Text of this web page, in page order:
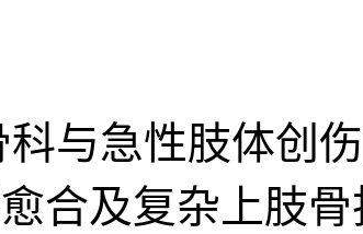
与急性肢体创
合及复杂上肢骨